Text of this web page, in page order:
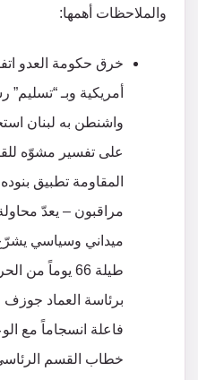
والملاحظات أهمها:
خرق حكومة العدو
أمريكية وبـ
واشنطن به لبنان
المقاومة تطبيق
مراقبون – يعدّ
ميداني وسياسي يشرّع
طيلة 66 يوماً
برئاسة العماد
فاعلة انسجاماً مع
خطاب القسم